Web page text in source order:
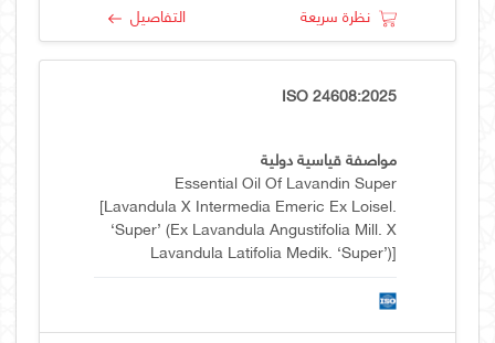
نظرة سريعة التفاصيل
ISO 24608:2025
مواصفة قياسية دولية
Essential Oil Of Lavandin Super
[Lavandula X Intermedia Emeric Ex Loisel.
‘super’ (Ex Lavandula Angustifolia Mill. X
Lavandula Latifolia Medik. ‘super’)]